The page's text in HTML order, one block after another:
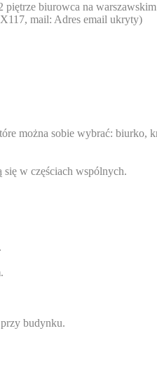
biurowca na
, mail: Adres email ukryty)
można sobie wybrać: biurko,
się w częściach wspólnych.
budynku.